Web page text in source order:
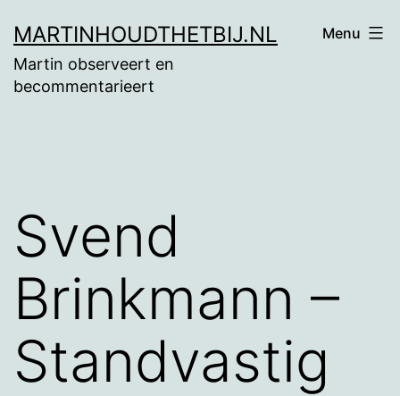
naar
de
MARTINHOUDTHETBIJ.NL
Martin observeert en
becommentarieert
Menu
Svend
Brinkmann –
Standvastig